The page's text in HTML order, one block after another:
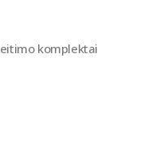
komplektai